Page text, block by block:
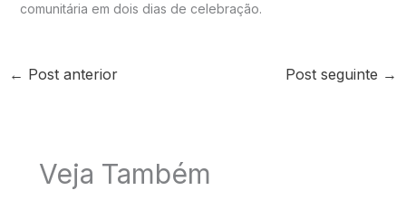
comunitária em dois dias de celebração.
← Post anterior Post seguinte →
Veja Também